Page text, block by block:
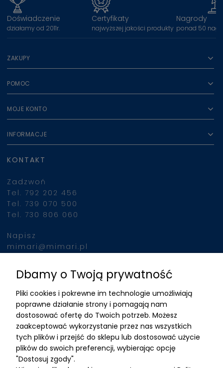
Doświadczenie
działamy od 2011r.
Certyfikaty
najwyższej jakości produkty
Nagrody
ponad 50
ZAKUPY
POMOC
MOJE KONTO
INFORMACJE
KONTAKT
Zadzwoń
Tel. 792 202 456
Tel. 739 070 500
Tel. 730 806 060
Napisz
mimari@mimari.pl
Znajdziesz nas
ADRES
MIMARI sp z o.o.
ul. Kurkowa 12
50-210 Wrocław
Dbamy o Twoją prywatność
Pliki cookies i pokrewne im technologie umożliwiają
poprawne działanie strony i pomagają nam
dostosować ofertę do Twoich potrzeb. Możesz
zaakceptować wykorzystanie przez nas wszystkich
tych plików i przejść do sklepu lub dostosować użycie
plików do swoich preferencji, wybierając opcję
"Dostosuj zgody".